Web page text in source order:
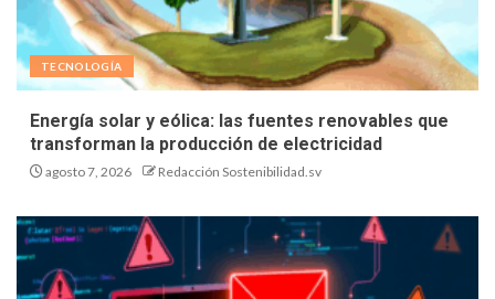
TECNOLOGÍA
Energía solar y eólica: las fuentes renovables que
transforman la producción de electricidad
agosto 7, 2026 Redacción Sostenibilidad.sv